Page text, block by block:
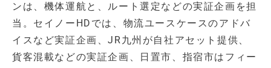
ンは、機体運航と、ルート選定などの実証企画を担
当。セイノーHDでは、物流ユースケースのアドバ
イスなど実証企画、JR九州が自社アセット提供、
貨客混載などの実証企画、日置市、指宿市はフィー